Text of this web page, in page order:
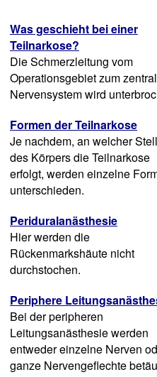
Was geschieht bei einer
Teilnarkose?
Die Schmerzleitung vom
Operationsgebiet zum
Nervensystem wird
Formen der Teilnarkose
Je nachdem, an welcher
des Körpers die Teilnarkose
erfolgt, werden einzelne
unterschieden.
Periduralanästhesie
Hier werden die
Rückenmarkshäute nicht
durchstochen.
Periphere
Bei der peripheren
Leitungsanästhesie werden
entweder einzelne Nerven
ganze Nervengeflechte